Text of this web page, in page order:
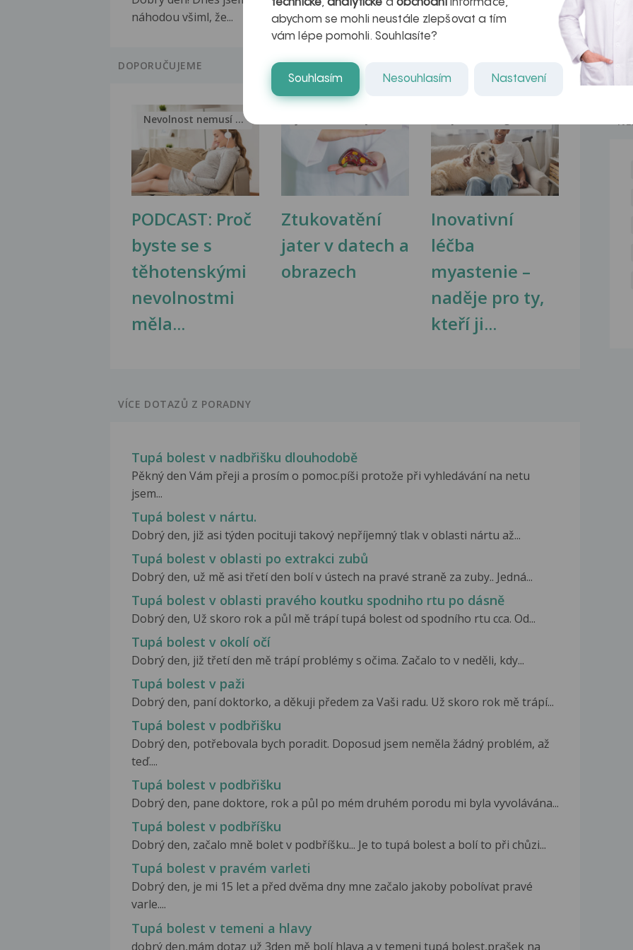
náhodou všiml, že...
DOPORUČUJEME
PODCAST: Proč
byste se s
těhotenskými
nevolnostmi
měla...
Nevolnost nemusí být nutnou...
Ztukovatění
jater v datech a
obrazech
Inovativní
léčba
myastenie –
naděje pro ty,
kteří ji...
VÍCE DOTAZŮ Z PORADNY
Tupá bolest v nadbřišku dlouhodobě
Pěkný den Vám přeji a prosím o pomoc.píši protože při vyhledávání na netu
jsem...
Tupá bolest v nártu.
Dobrý den, již asi týden pocituji takový nepříjemný tlak v oblasti nártu až...
Tupá bolest v oblasti po extrakci zubů
Dobrý den, už mě asi třetí den bolí v ústech na pravé straně za zuby.. Jedná...
Tupá bolest v oblasti pravého koutku spodniho rtu po dásně
Dobrý den, Už skoro rok a půl mě trápí tupá bolest od spodního rtu cca. Od...
Tupá bolest v okolí očí
Dobrý den, již třetí den mě trápí problémy s očima. Začalo to v neděli, kdy...
Tupá bolest v paži
Dobrý den, paní doktorko, a děkuji předem za Vaši radu. Už skoro rok mě trápí...
Tupá bolest v podbřišku
Dobrý den, potřebovala bych poradit. Doposud jsem neměla žádný problém, až
teď....
Tupá bolest v podbřišku
Dobrý den, pane doktore, rok a půl po mém druhém porodu mi byla vyvolávána...
Tupá bolest v podbříšku
Dobrý den, začalo mně bolet v podbříšku... Je to tupá bolest a bolí to při chůzi...
Tupá bolest v pravém varleti
Dobrý den, je mi 15 let a před dvěma dny mne začalo jakoby pobolívat pravé
varle....
Tupá bolest v temeni a hlavy
dobrý den,mám dotaz už 3den mě bolí hlava a v temeni tupá bolest,prašek na
technické,analytické a obchodníinformace,
abychom se mohli neustále zlepšovat a tím
vám lépe pomohli. Souhlasíte?
Souhlasím Nesouhlasím Nastavení